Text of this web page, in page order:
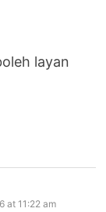
layan
at 11:22 am